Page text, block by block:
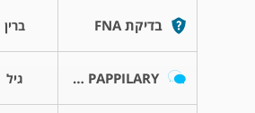
בדיקת FNA ברין
CARCINOMA PAPPILARY גיל